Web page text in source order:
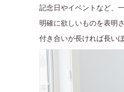
記念日やイベントなど、
明確に欲しいものを表明
付き合いが長ければ長い